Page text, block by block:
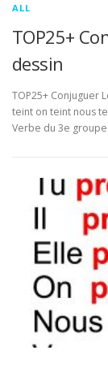
ALL
TOP25+
dessin
TOP25+ Conjuguer
teint on teint nous
Verbe du 3e